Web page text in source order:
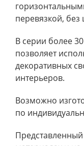
перевязкой, без
В серии более
позволяет
декоративных
интерьеров.
Возможно
по